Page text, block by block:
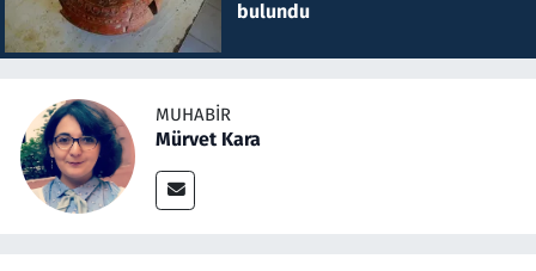
bulundu
MUHABIR
Mürvet Kara